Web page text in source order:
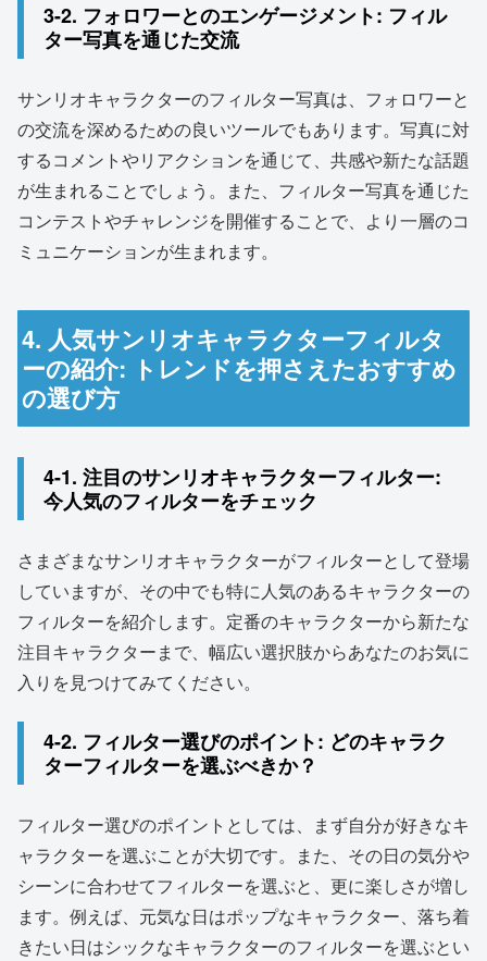
3-2. フォロワーとのエンゲージメント: フィル
ター写真を通じた交流
サンリオキャラクターのフィルター写真は、フォロワーと
の交流を深めるための良いツールでもあります。写真に対
するコメントやリアクションを通じて、共感や新たな話題
が生まれることでしょう。また、フィルター写真を通じた
コンテストやチャレンジを開催することで、より一層のコ
ミュニケーションが生まれます。
4. 人気サンリオキャラクターフィルタ
ーの紹介: トレンドを押さえたおすすめ
の選び方
4-1. 注目のサンリオキャラクターフィルター:
今人気のフィルターをチェック
さまざまなサンリオキャラクターがフィルターとして登場
していますが、その中でも特に人気のあるキャラクターの
フィルターを紹介します。定番のキャラクターから新たな
注目キャラクターまで、幅広い選択肢からあなたのお気に
入りを見つけてみてください。
4-2. フィルター選びのポイント: どのキャラク
ターフィルターを選ぶべきか？
フィルター選びのポイントとしては、まず自分が好きなキ
ャラクターを選ぶことが大切です。また、その日の気分や
シーンに合わせてフィルターを選ぶと、更に楽しさが増し
ます。例えば、元気な日はポップなキャラクター、落ち着
きたい日はシックなキャラクターのフィルターを選ぶとい